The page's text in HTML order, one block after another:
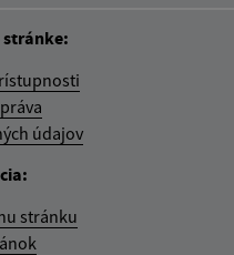
stránke:
údajov
stránku